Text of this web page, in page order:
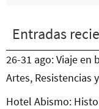
Entradas
26-31 ago: Viaje en
Artes, Resistencias
Hotel Abismo: